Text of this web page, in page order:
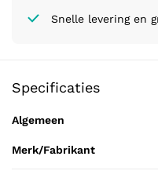
Snelle levering en
Specificaties
Algemeen
Merk/Fabrikant